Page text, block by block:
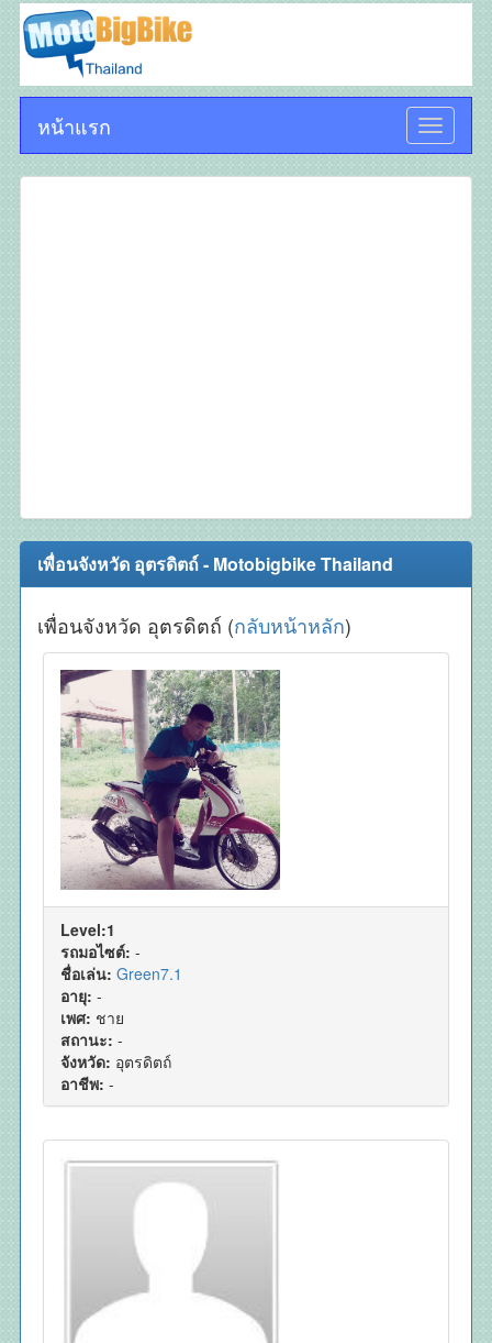
Toggle
หน้าแรก
เพื่อนจังหวัด อุตรดิตถ์ - Motobigbike Thailand
เพื่อนจังหวัด อุตรดิตถ์ (กลับหน้าหลัก)
Level:1
รถมอไซต์: -
ชื่อเล่น: Green7.1
อายุ: -
เพศ: ชาย
สถานะ: -
จังหวัด: อุตรดิตถ์
อาชีพ: -